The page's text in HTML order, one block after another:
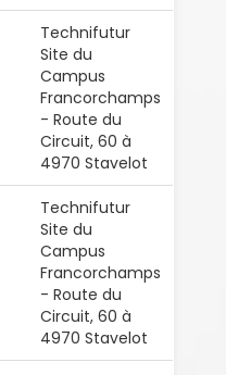
Technifutur
Site du
Campus
Francorchamps
- Route du
Circuit, 60 à
4970 Stavelot
Technifutur
Site du
Campus
Francorchamps
- Route du
Circuit, 60 à
4970 Stavelot